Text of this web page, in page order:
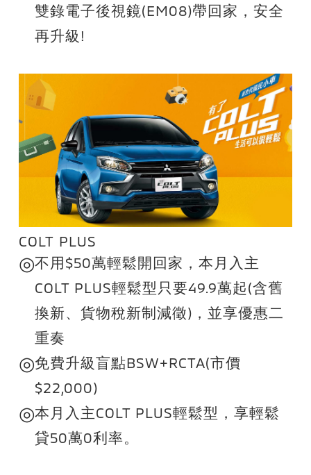
雙錄電子後視鏡(EM08)帶回家，安全
再升級!
COLT PLUS
◎不用$50萬輕鬆開回家，本月入主
COLT PLUS輕鬆型只要49.9萬起(含舊
換新、貨物稅新制減徵)，並享優惠二
重奏
◎免費升級盲點BSW+RCTA(市價
$22,000)
◎本月入主COLT PLUS輕鬆型，享輕鬆
貸50萬0利率。